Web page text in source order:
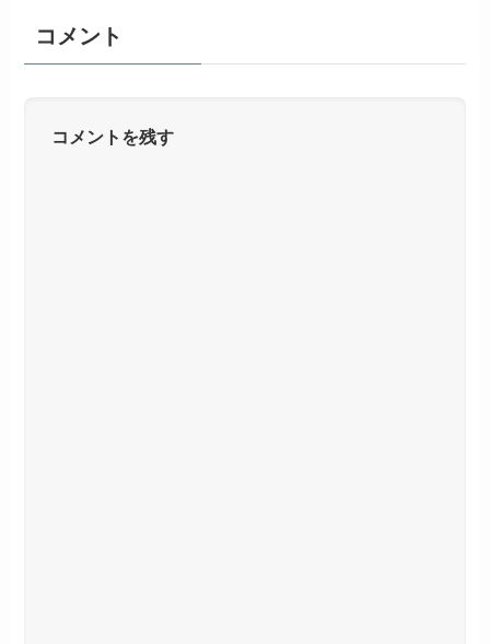
コメント
コメントを残す